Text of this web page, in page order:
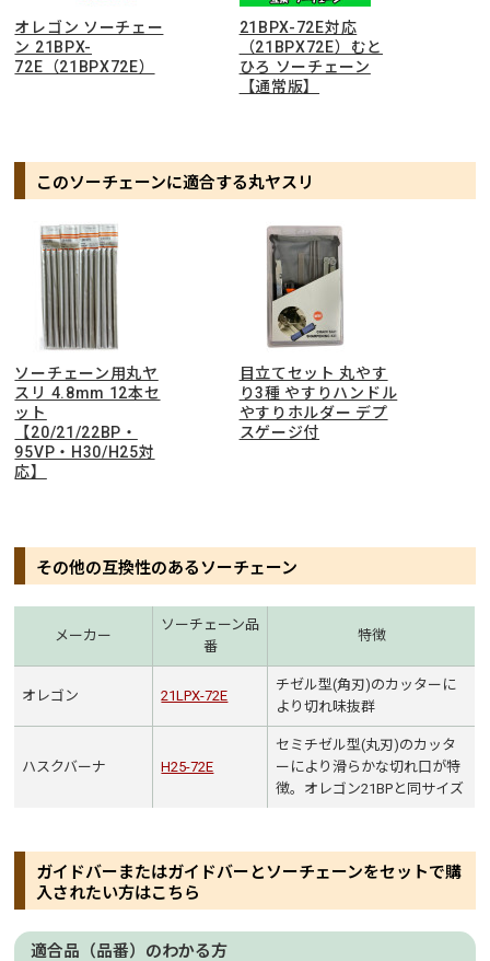
オレゴン ソーチェー
ン 21BPX-
72E（21BPX72E）
21BPX-72E対応
（21BPX72E）むと
ひろ ソーチェーン
【通常版】
このソーチェーンに適合する丸ヤスリ
ソーチェーン用丸ヤ
スリ 4.8mm 12本セ
ット
【20/21/22BP・
95VP・H30/H25対
応】
目立てセット 丸やす
り3種 やすりハンドル
やすりホルダー デプ
スゲージ付
その他の互換性のあるソーチェーン
メーカー
ソーチェーン品
番
特徴
オレゴン 21LPX-72E
チゼル型(角刃)のカッターに
より切れ味抜群
ハスクバーナ H25-72E
セミチゼル型(丸刃)のカッタ
ーにより滑らかな切れ口が特
徴。オレゴン21BPと同サイズ
ガイドバーまたはガイドバーとソーチェーンをセットで購
入されたい方はこちら
適合品（品番）のわかる方